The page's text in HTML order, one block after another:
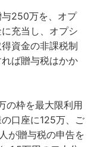
250万を、オプ
充当し、オプシ
資金の非課税制
ば贈与税はかか
の枠を最大限利用
口座に125万、ご
が贈与税の申告を